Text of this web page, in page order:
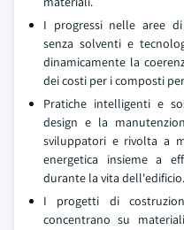
I progressi nelle aree di
senza solventi e
dinamicamente la
dei costi per i composti
Pratiche intelligenti e
design e la
sviluppatori e rivolta a
energetica insieme a
durante la vita dell'edificio.
I progetti di
concentrano su